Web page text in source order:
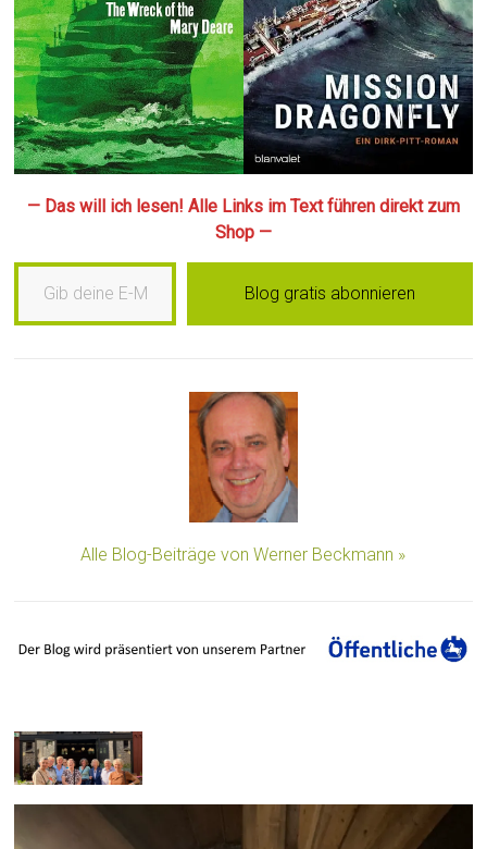
— Das will ich lesen! Alle Links im Text führen direkt zum
Shop —
Gib deine E-Mail-Adresse ein …
Blog gratis abonnieren
Alle Blog-Beiträge von Werner Beckmann »